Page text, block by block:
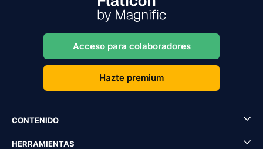
Acceso para colaboradores
Hazte premium
CONTENIDO
HERRAMIENTAS